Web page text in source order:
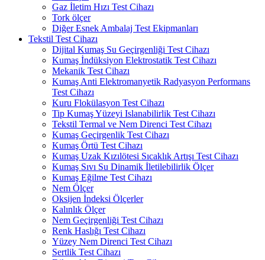
Gaz İletim Hızı Test Cihazı
Tork ölçer
Diğer Esnek Ambalaj Test Ekipmanları
Tekstil Test Cihazı
Dijital Kumaş Su Geçirgenliği Test Cihazı
Kumaş İndüksiyon Elektrostatik Test Cihazı
Mekanik Test Cihazı
Kumaş Anti Elektromanyetik Radyasyon Performans
Test Cihazı
Kuru Flokülasyon Test Cihazı
Tip Kumaş Yüzeyi Islanabilirlik Test Cihazı
Tekstil Termal ve Nem Direnci Test Cihazı
Kumaş Geçirgenlik Test Cihazı
Kumaş Örtü Test Cihazı
Kumaş Uzak Kızılötesi Sıcaklık Artışı Test Cihazı
Kumaş Sıvı Su Dinamik İletilebilirlik Ölçer
Kumaş Eğilme Test Cihazı
Nem Ölçer
Oksijen İndeksi Ölçerler
Kalınlık Ölçer
Nem Geçirgenliği Test Cihazı
Renk Haslığı Test Cihazı
Yüzey Nem Direnci Test Cihazı
Sertlik Test Cihazı